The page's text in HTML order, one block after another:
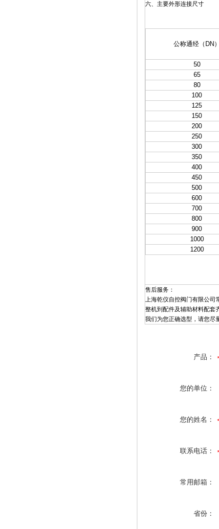
六、主要外形连接尺寸
公称通经（DN
50
65
80
100
125
150
200
250
300
350
400
450
500
600
700
800
900
1000
1200
售后服务：
上海乾仪自控阀门有限公司
整机到配件及辅助材料配
我们为您正确选型，请您
产品：
您的单位：
您的姓名：
联系电话：
常用邮箱：
省份：